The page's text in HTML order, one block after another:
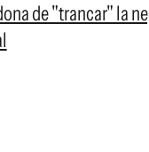
de "trancar" la